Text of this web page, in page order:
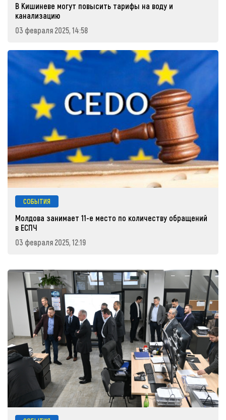
В Кишиневе могут повысить тарифы на воду и
канализацию
03 февраля 2025, 14:58
СОБЫТИЯ
Молдова занимает 11-е место по количеству обращений
в ЕСПЧ
03 февраля 2025, 12:19